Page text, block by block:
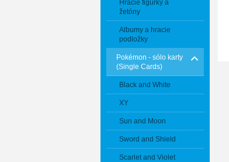
Hracie figúrky a
žetóny
Albumy a hracie
podložky
Pokémon - sólo karty
(Single Cards)
Black and White
XY
Sun and Moon
Sword and Shield
Scarlet and Violet